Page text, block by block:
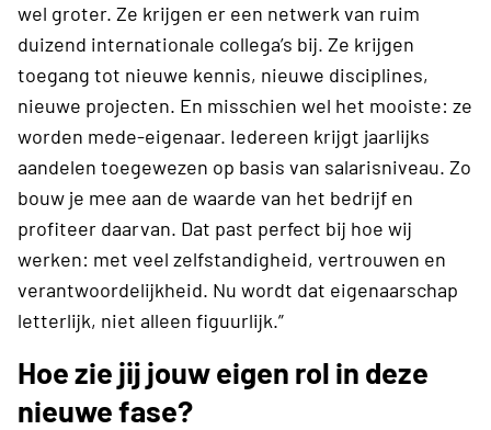
wel groter. Ze krijgen er een netwerk van ruim
duizend internationale collega’s bij. Ze krijgen
toegang tot nieuwe kennis, nieuwe disciplines,
nieuwe projecten. En misschien wel het mooiste: ze
worden mede-eigenaar. Iedereen krijgt jaarlijks
aandelen toegewezen op basis van salarisniveau. Zo
bouw je mee aan de waarde van het bedrijf en
profiteer daarvan. Dat past perfect bij hoe wij
werken: met veel zelfstandigheid, vertrouwen en
verantwoordelijkheid. Nu wordt dat eigenaarschap
letterlijk, niet alleen figuurlijk.”
Hoe zie jij jouw eigen rol in deze
nieuwe fase?